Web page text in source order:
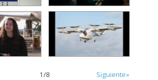
1/8
Siguiente»